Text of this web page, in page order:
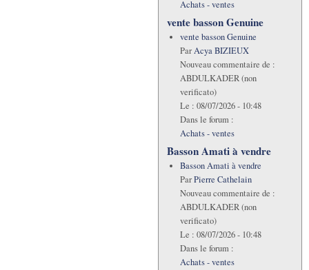
Achats - ventes
vente basson Genuine
vente basson Genuine
ParAcya BIZIEUX
Nouveau commentaire de :
ABDULKADER (non
verificato)
Le : 08/07/2026 - 10:48
Dans le forum :
Achats - ventes
Basson Amati à vendre
Basson Amati à vendre
ParPierre Cathelain
Nouveau commentaire de :
ABDULKADER (non
verificato)
Le : 08/07/2026 - 10:48
Dans le forum :
Achats - ventes